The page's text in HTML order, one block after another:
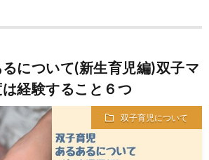
ス
について(新生育児編)双子マ
経験すること６つ
双子育児について